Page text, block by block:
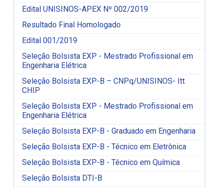
Edital UNISINOS-APEX Nº 002/2019
Resultado Final Homologado
Edital 001/2019
Seleção Bolsista EXP - Mestrado Profissional em
Engenharia Elétrica
Seleção Bolsista EXP-B – CNPq/UNISINOS- Itt
CHIP
Seleção Bolsista EXP - Mestrado Profissional em
Engenharia Elétrica
Seleção Bolsista EXP-B - Graduado em Engenharia
Seleção Bolsista EXP-B - Técnico em Eletrônica
Seleção Bolsista EXP-B - Técnico em Química
Seleção Bolsista DTI-B